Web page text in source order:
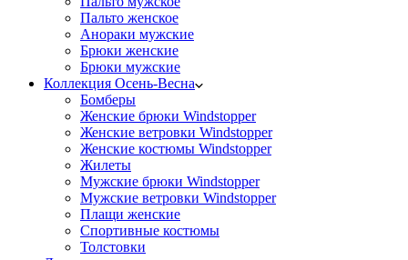
Пальто женское
Анораки мужские
Брюки женские
Брюки мужские
Коллекция Осень-Весна
Бомберы
Женские брюки Windstopper
Женские ветровки Windstopper
Женские костюмы Windstopper
Жилеты
Мужские брюки Windstopper
Мужские ветровки Windstopper
Плащи женские
Спортивные костюмы
Толстовки